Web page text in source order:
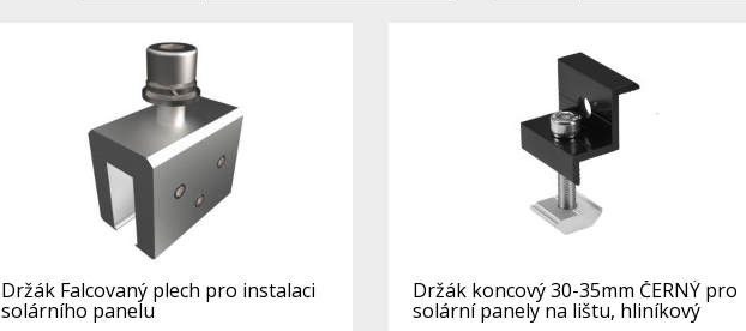
Držák Falcovaný plech pro instalaci
solárního panelu
Držák koncový 30-35mm ČERNÝ pro
solární panely na lištu, hliníkový